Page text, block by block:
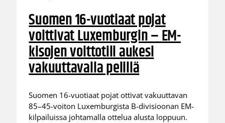
Suomen 16-vuotiaat pojat
voittivat Luxemburgin – EM-
kisojen voittotili aukesi
vakuuttavalla pelillä
Suomen 16-vuotiaat pojat ottivat vakuuttavan
85–45-voiton Luxemburgista B-divisioonan EM-
kilpailuissa johtamalla ottelua alusta loppuun.